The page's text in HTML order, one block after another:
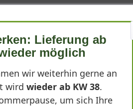
bekannt, ist eine faszinierende
und die zarten, lilienartigen
Habitus ist sie eine
Lieferung ab
möglich
wir weiterhin gerne an
wird wieder ab KW 38.
um sich Ihre